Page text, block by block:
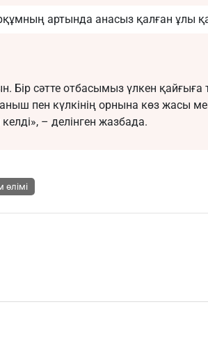
артында анасыз қалған ұлы
Бір сәтте отбасымыз үлкен
пен күлкінің орнына көз жасы
– делінген жазбада.
өлімі